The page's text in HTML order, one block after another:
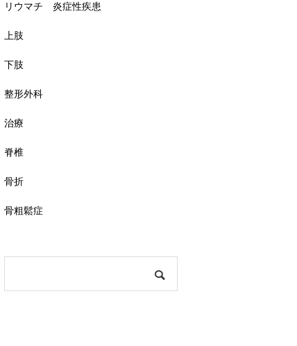
めの食事・栄養～骨太を目
指して～
リウマチ 炎症性疾患
上肢
下肢
整形外科
治療
脊椎
骨折
骨粗鬆症